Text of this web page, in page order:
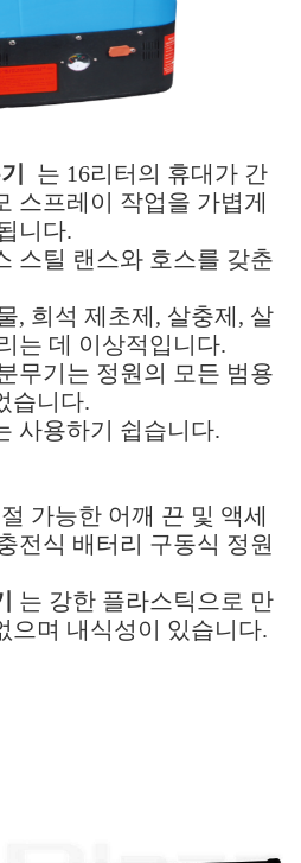
는 16리터의 휴대가 간
스프레이 작업을 가볍게
니다.
스틸 랜스와 호스를 갖춘
, 희석 제초제, 살충제, 살
는 데 이상적입니다.
무기는 정원의 모든 범용
습니다.
사용하기 쉽습니다.
가능한 어깨 끈 및 액세
전식 배터리 구동식 정원
는 강한 플라스틱으로 만
으며 내식성이 있습니다.